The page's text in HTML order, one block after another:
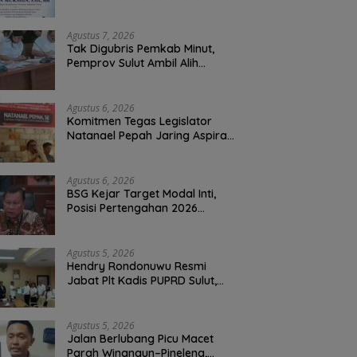
Agustus 7, 2026
Tak Digubris Pemkab Minut,
Pemprov Sulut Ambil Alih
Agustus 6, 2026
Komitmen Tegas Legislator
Natanael Pepah Jaring Aspirasi
Infrastruktur
Agustus 6, 2026
BSG Kejar Target Modal Inti,
Posisi Pertengahan 2026
Agustus 5, 2026
Hendry Rondonuwu Resmi
Jabat Plt Kadis PUPRD Sulut,
Layanan Publik
Agustus 5, 2026
Jalan Berlubang Picu Macet
Parah Winangun–Pineleng,